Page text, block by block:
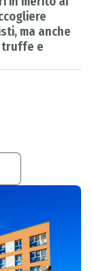
ma anche
truffe e